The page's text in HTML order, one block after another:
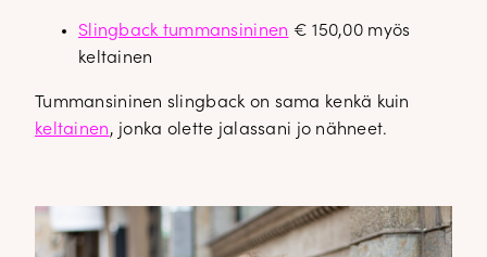
Slingback tummansininen € 150,00 myös
keltainen
Tummansininen slingback on sama kenkä kuin
keltainen, jonka olette jalassani jo nähneet.